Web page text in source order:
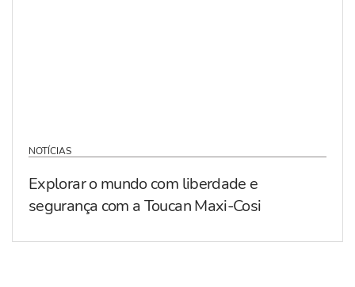
NOTÍCIAS
Explorar o mundo com liberdade e
segurança com a Toucan Maxi-Cosi